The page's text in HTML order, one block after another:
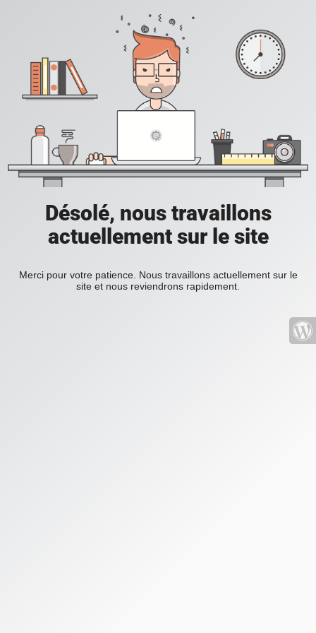
Désolé, nous travaillons
actuellement sur le site
Merci pour votre patience. Nous travaillons actuellement sur le
site et nous reviendrons rapidement.